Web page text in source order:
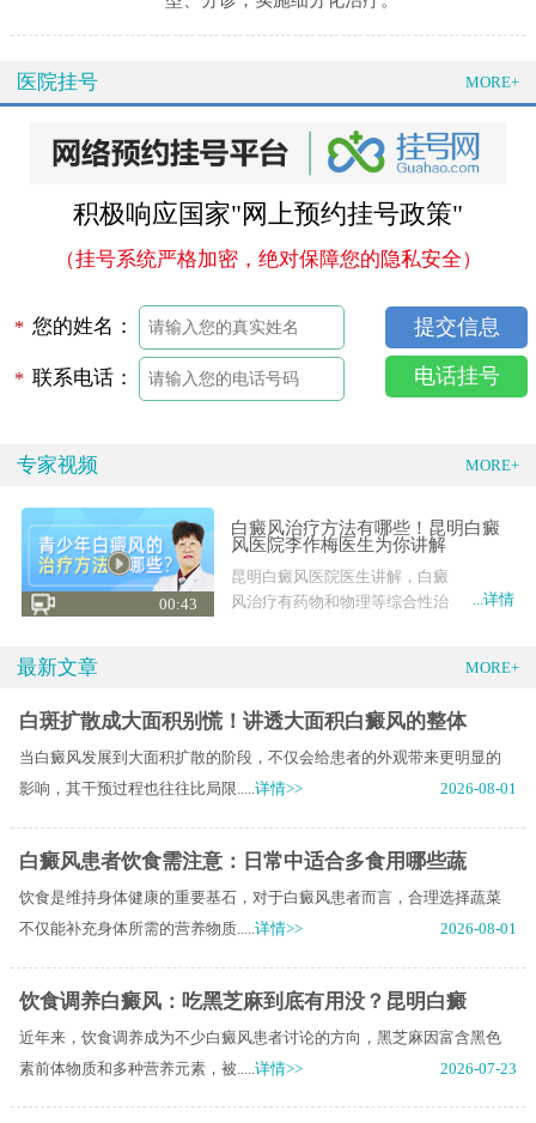
医院挂号 MORE+
积极响应国家"网上预约挂号政策"
（挂号系统严格加密，绝对保障您的隐私安全）
* 您的姓名：
* 联系电话： 电话挂号
专家视频 MORE+
00:43
白癜风治疗方法有哪些！昆明白癜
风医院李作梅医生为你讲解
昆明白癜风医院医生讲解，白癜
风治疗有药物和物理等综合性治
...详情
最新文章 MORE+
白斑扩散成大面积别慌！讲透大面积白癜风的整体
当白癜风发展到大面积扩散的阶段，不仅会给患者的外观带来更明显的
影响，其干预过程也往往比局限.....详情>> 2026-08-01
白癜风患者饮食需注意：日常中适合多食用哪些蔬
饮食是维持身体健康的重要基石，对于白癜风患者而言，合理选择蔬菜
不仅能补充身体所需的营养物质.....详情>> 2026-08-01
饮食调养白癜风：吃黑芝麻到底有用没？昆明白癜
近年来，饮食调养成为不少白癜风患者讨论的方向，黑芝麻因富含黑色
素前体物质和多种营养元素，被.....详情>> 2026-07-23